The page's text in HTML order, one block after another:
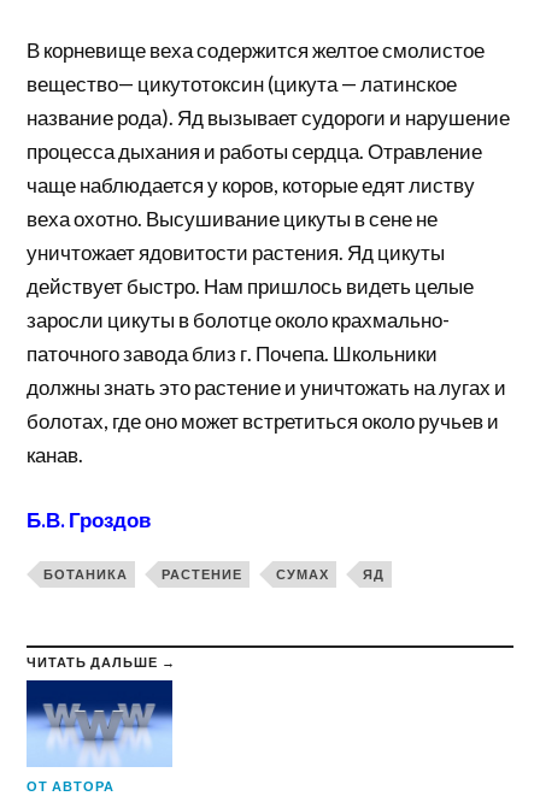
В корневище веха содержится желтое смолистое
вещество— цикутотоксин (цикута — латинское
название рода). Яд вызывает судороги и нарушение
процесса дыхания и работы сердца. Отравление
чаще наблюдается у коров, которые едят листву
веха охотно. Высушивание цикуты в сене не
уничтожает ядовитости растения. Яд цикуты
действует быстро. Нам пришлось видеть целые
заросли цикуты в болотце около крахмально-
паточного завода близ г. Почепа. Школьники
должны знать это растение и уничтожать на лугах и
болотах, где оно может встретиться около ручьев и
канав.
Б.В. Гроздов
БОТАНИКА РАСТЕНИЕ СУМАХ ЯД
ЧИТАТЬ ДАЛЬШЕ →
ОТ АВТОРА